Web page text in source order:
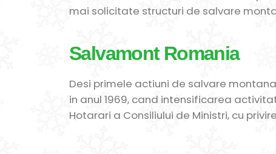
mai solicitate structuri de salvare
Salvamont Romania
Desi primele actiuni de salvare
in anul 1969, cand intensificarea
Hotarari a Consiliului de Ministri, cu